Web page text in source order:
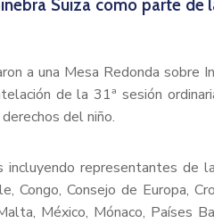
Suiza como parte
a una Mesa Redonda
de la 31ª sesión
del niño.
representantes de
Congo, Consejo de Europa,
México, Mónaco, Países